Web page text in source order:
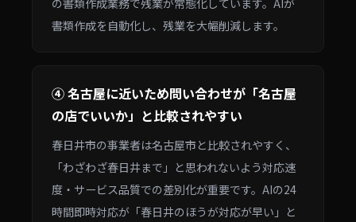
の書類作成業務で残業が常態化しています。AIが
書類作成を自動化し、残業を大幅削減します。
④ 名古屋に近いため問い合わせが「名古屋
の店でいいか」と比較されやすい
春日井市の事業者は名古屋市と比較されやすく、
「わざわざ春日井まで」と思われないよう対応速
度・サービス品質での差別化が重要です。AIの24
時間即時対応が「春日井のほうが対応が早い」と